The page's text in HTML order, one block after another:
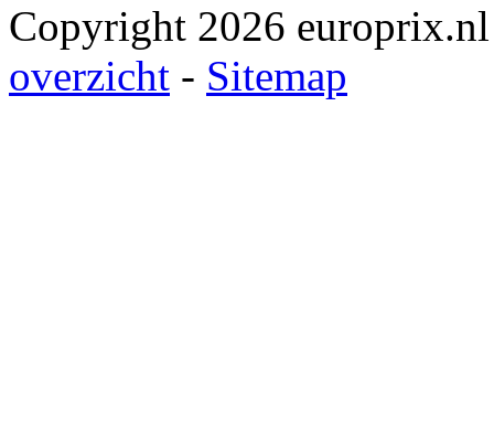
Copyright 2026
overzicht - Sitemap